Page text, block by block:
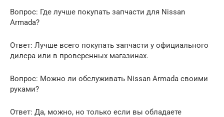
Вопрос: Где лучше покупать запчасти для Nissan
Armada?
Ответ: Лучше всего покупать запчасти у официального
дилера или в проверенных магазинах.
Вопрос: Можно ли обслуживать Nissan Armada своими
руками?
Ответ: Да, можно, но только если вы обладаете